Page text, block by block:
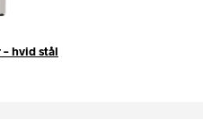
– hvid stål